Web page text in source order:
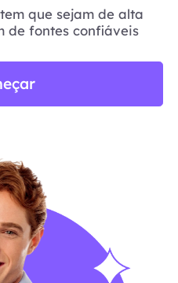
que sejam de alta
de fontes confiáveis